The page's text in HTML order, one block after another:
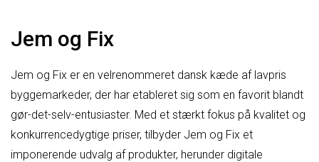
Jem og Fix
Jem og Fix er en velrenommeret dansk kæde af lavpris
byggemarkeder, der har etableret sig som en favorit blandt
gør-det-selv-entusiaster. Med et stærkt fokus på kvalitet og
konkurrencedygtige priser, tilbyder Jem og Fix et
imponerende udvalg af produkter, herunder digitale